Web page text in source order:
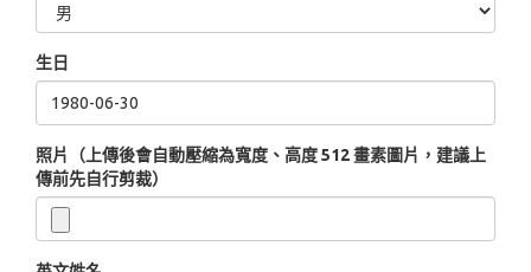
生日
照片（上傳後會自動壓縮為寬度、高度 512 畫素圖片，建議上
傳前先自行剪裁）